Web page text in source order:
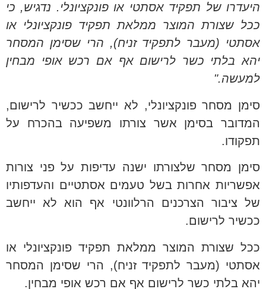
היעדרו של תפקיד אסתטי או פונקציונלי. נדגיש, כי
ככל שצורת המוצר ממלאת תפקיד פונקציונלי או
אסתטי (מעבר לתפקיד זניח), הרי שסימן המסחר
יהא בלתי כשר לרישום אף אם רכש אופי מבחין
למעשה."
סימן מסחר פונקציונלי, לא ייחשב ככשיר לרישום,
המדובר בסימן אשר צורתו משפיעה בהכרח על
תפקודו.
סימן מסחר שלצורתו ישנה עדיפות על פני צורות
אפשריות אחרות בשל טעמים אסתטיים והעדפותיו
של ציבור הצרכנים הרלוונטי אף הוא לא ייחשב
ככשיר לרישום.
ככל שצורת המוצר ממלאת תפקיד פונקציונלי או
אסתטי (מעבר לתפקיד זניח), הרי שסימן המסחר
יהא בלתי כשר לרישום אף אם רכש אופי מבחין.